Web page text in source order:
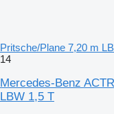
Pritsche/Plane 7,20 m
14
Mercedes-Benz
LBW 1,5 T